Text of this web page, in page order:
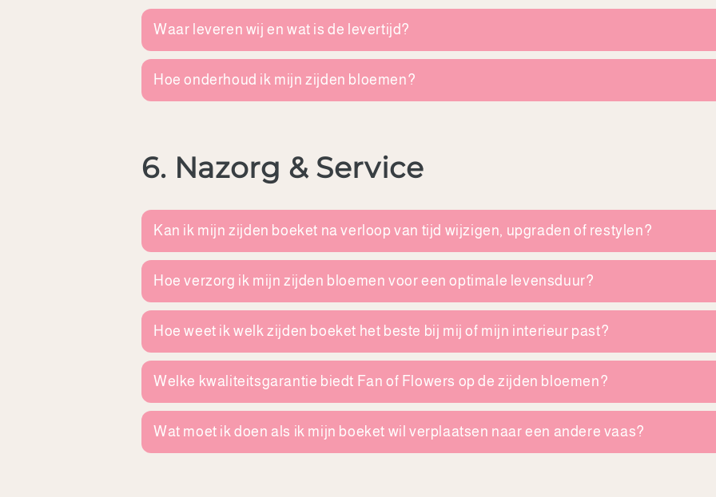
Waar leveren wij en wat is de levertijd?
Hoe onderhoud ik mijn zijden bloemen?
6. Nazorg & Service
Kan ik mijn zijden boeket na verloop van tijd wijzigen, upgraden of restylen?
Hoe verzorg ik mijn zijden bloemen voor een optimale levensduur?
Hoe weet ik welk zijden boeket het beste bij mij of mijn interieur past?
Welke kwaliteitsgarantie biedt Fan of Flowers op de zijden bloemen?
Wat moet ik doen als ik mijn boeket wil verplaatsen naar een andere vaas?